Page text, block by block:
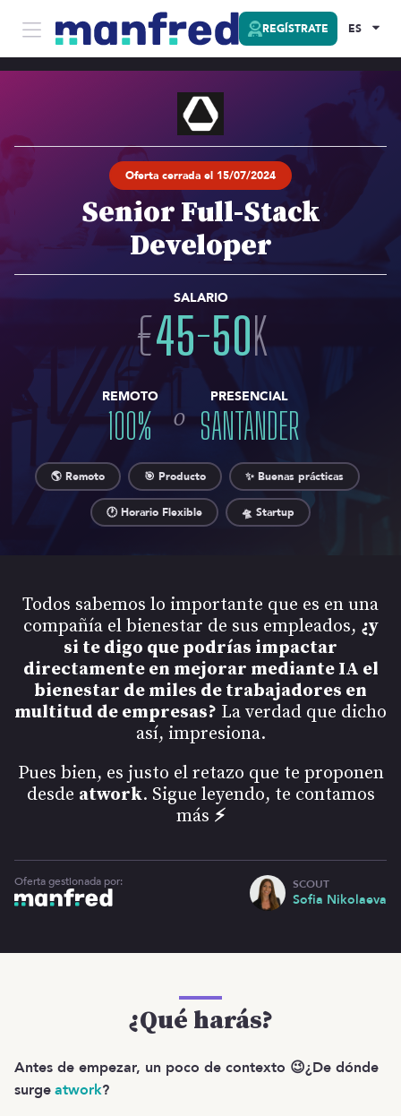
REGÍSTRATE ES
Oferta cerrada el 15/07/2024
Senior Full-Stack
Developer
SALARIO
€45-50K
REMOTO
100% o
PRESENCIAL
SANTANDER
🌎 Remoto 🎯 Producto ✨ Buenas prácticas
🕐 Horario Flexible 🛸 Startup
Todos sabemos lo importante que es en una
compañía el bienestar de sus empleados, ¿y
si te digo que podrías impactar
directamente en mejorar mediante IA el
bienestar de miles de trabajadores en
multitud de empresas? La verdad que dicho
así, impresiona.
Pues bien, es justo el retazo que te proponen
desde atwork. Sigue leyendo, te contamos
más ⚡
Oferta gestionada por: SCOUT
Sofia Nikolaeva
¿Qué harás?
Antes de empezar, un poco de contexto 😉¿De dónde
surgeatwork?